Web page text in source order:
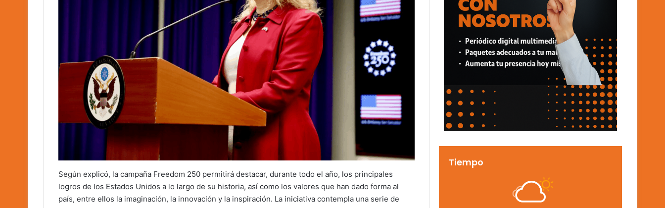
Según explicó, la campaña Freedom 250 permitirá destacar, durante todo el año, los principales
logros de los Estados Unidos a lo largo de su historia, así como los valores que han dado forma al
país, entre ellos la imaginación, la innovación y la inspiración. La iniciativa contempla una serie de
Tiempo